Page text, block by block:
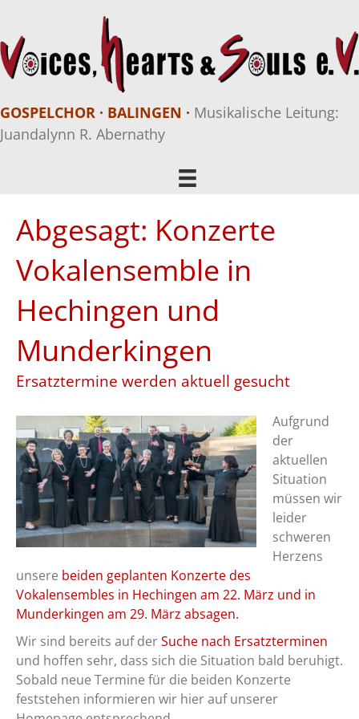
GOSPELCHOR · BALINGEN · Musikalische Leitung:
Juandalynn R. Abernathy
Abgesagt: Konzerte
Vokalensemble in
Hechingen und
Munderkingen
Ersatztermine werden aktuell gesucht
Aufgrund
der
aktuellen
Situation
müssen wir
leider
schweren
Herzens
unsere beiden geplanten Konzerte des
Vokalensembles in Hechingen am 22. März und in
Munderkingen am 29. März absagen.
Wir sind bereits auf derSuche nach Ersatzterminen
und hoffen sehr, dass sich die Situation bald beruhigt.
Sobald neue Termine für die beiden Konzerte
feststehen informieren wir hier auf unserer